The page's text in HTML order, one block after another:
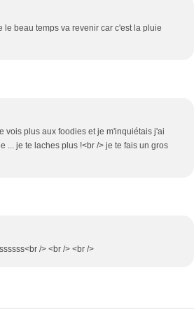
le beau temps va revenir car c'est la pluie
vois plus aux foodies et je m'inquiétais j'ai
... je te laches plus !<br /> je te fais un gros
/> <br /> <br />